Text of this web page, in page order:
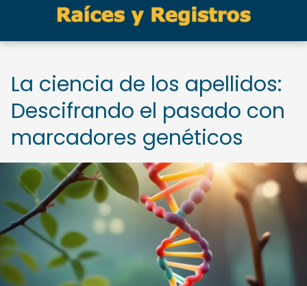
La ciencia de los apellidos:
Descifrando el pasado con
marcadores genéticos